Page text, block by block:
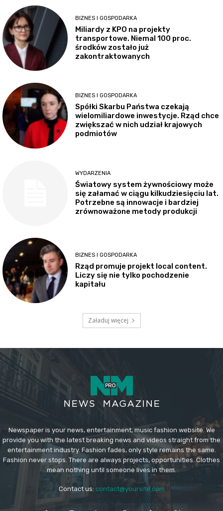
BIZNES I GOSPODARKA
Miliardy z KPO na projekty
transportowe. Niemal 100 proc.
środków zostało już
zakontraktowanych
BIZNES I GOSPODARKA
Spółki Skarbu Państwa czekają
wielomiliardowe inwestycje. Rząd chce
zwiększać w nich udział krajowych
podmiotów
WYDARZENIA
Światowy system żywnościowy może
się załamać w ciągu kilkudziesięciu lat.
Potrzebne są innowacje i bardziej
zrównoważone metody produkcji
BIZNES I GOSPODARKA
Rząd promuje projekt local content.
Liczy się nie tylko pochodzenie
kapitału
Załaduj więcej
Newspaper is your news, entertainment, music fashion website. We
provide you with the latest breaking news and videos straight from the
entertainment industry. Fashion fades, only style remains the same.
Fashion never stops. There are always projects, opportunities. Clothes
mean nothing until someone lives in them.
Contact us: contact@yoursite.com